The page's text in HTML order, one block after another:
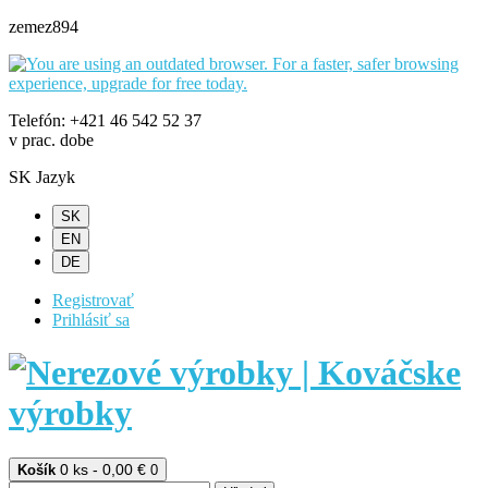
zemez894
Telefón: +421 46 542 52 37
v prac. dobe
SK Jazyk
SK
EN
DE
Registrovať
Prihlásiť sa
Košík 0 ks - 0,00 € 0